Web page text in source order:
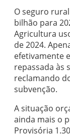
O seguro
bilhão para
Agricultura
de 2024.
efetivamente
repassada às
reclamando
subvenção.
A situação
ainda mais o
Provisória